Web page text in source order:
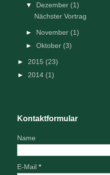
▼ Dezember (1)
Nächster Vortrag
► November (1)
► Oktober (3)
► 2015 (23)
► 2014 (1)
Kontaktformular
Name
E-Mail *